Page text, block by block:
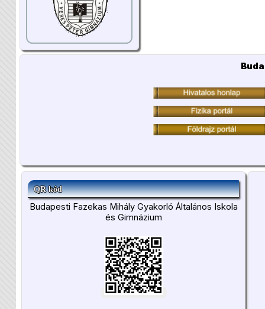
QR kód
Budapesti Fazekas Mihály Gyakorló Általános Iskola
és Gimnázium